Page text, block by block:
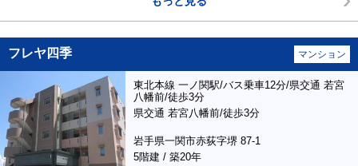
フレヤ四季 マンション
東北本線 一ノ関駅/バス乗車12分/県交通 若宮
八幡前/徒歩3分
県交通 若宮八幡前/徒歩3分
岩手県一関市赤荻字堺 87-1
5階建 / 築20年